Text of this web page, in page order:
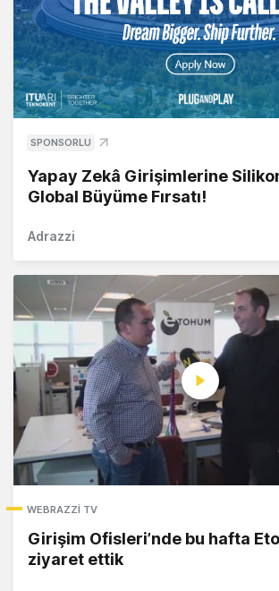
SPONSORLU
Yapay Zekâ Girişimlerine
Global Büyüme Fırsatı!
Adrazzi
WEBRAZZI TV
Girişim Ofisleri’nde bu hafta
ziyaret ettik